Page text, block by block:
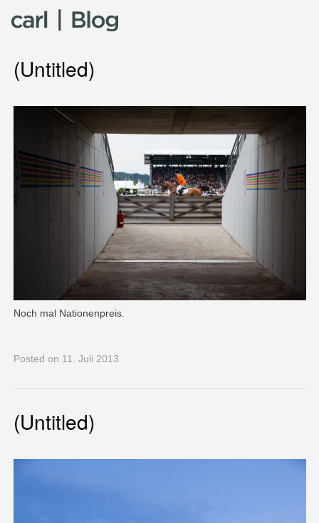
Skip to content
(Untitled)
Noch mal Nationenpreis.
Posted on 11. Juli 2013
(Untitled)